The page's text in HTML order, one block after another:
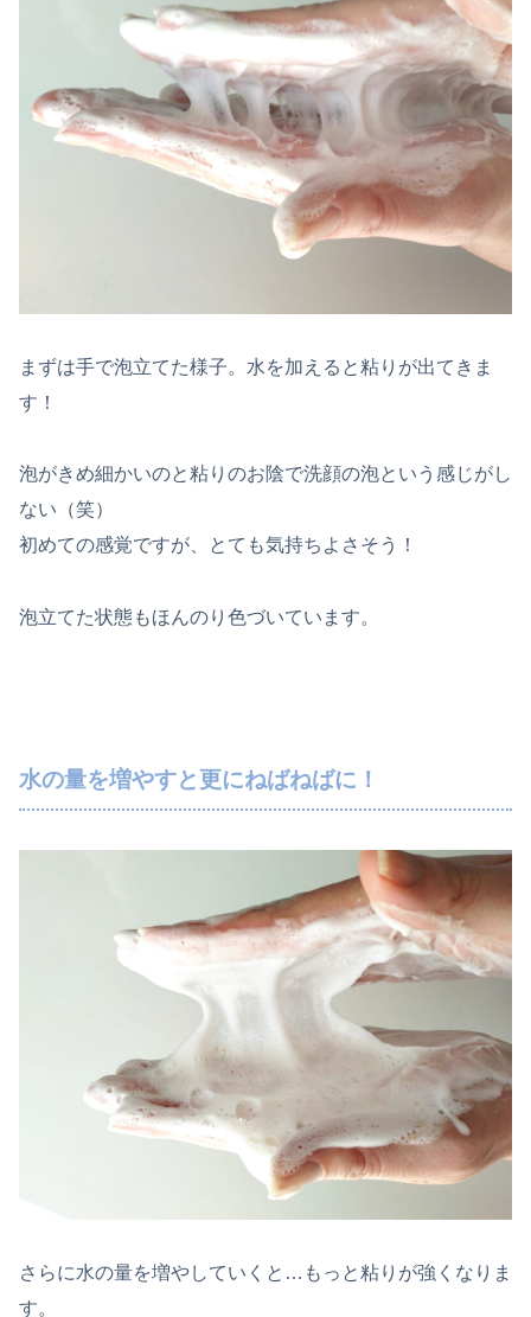
まずは手で泡立てた様子。水を加えると粘りが出てきま
す！
泡がきめ細かいのと粘りのお陰で洗顔の泡という感じがし
ない（笑）
初めての感覚ですが、とても気持ちよさそう！
泡立てた状態もほんのり色づいています。
水の量を増やすと更にねばねばに！
さらに水の量を増やしていくと…もっと粘りが強くなりま
す。